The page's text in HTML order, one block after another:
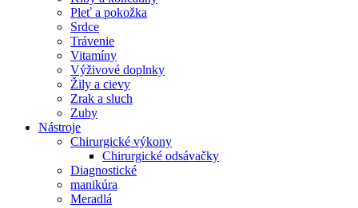
Pleť a pokožka
Srdce
Trávenie
Vitamíny
Výživové doplnky
Žily a cievy
Zrak a sluch
Zuby
Nástroje
Chirurgické výkony
Chirurgické odsávačky
Diagnostické
manikúra
Meradlá